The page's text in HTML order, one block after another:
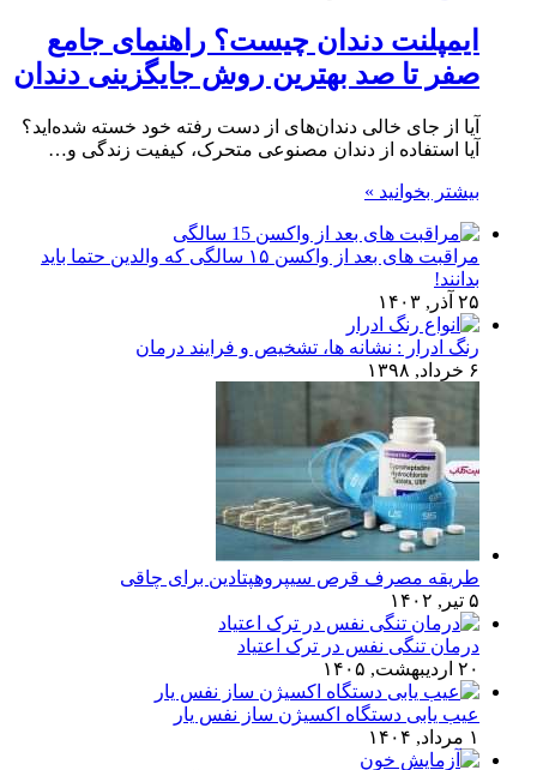
ایمپلنت دندان چیست؟ راهنمای جامع
صفر تا صد بهترین روش جایگزینی دندان
آیا از جای خالی دندان‌های از دست رفته خود خسته شده‌اید؟
آیا استفاده از دندان مصنوعی متحرک، کیفیت زندگی و…
بیشتر بخوانید »
مراقبت های بعد از واکسن ۱۵ سالگی که والدین حتما باید
بدانند!
۲۵ آذر, ۱۴۰۳
رنگ ادرار : نشانه ها، تشخیص و فرایند درمان
۶ خرداد, ۱۳۹۸
طریقه مصرف قرص سیپروهپتادین برای چاقی
۵ تیر, ۱۴۰۲
درمان تنگی نفس در ترک اعتیاد
۲۰ اردیبهشت, ۱۴۰۵
عیب یابی دستگاه اکسیژن ساز نفس یار
۱ مرداد, ۱۴۰۴